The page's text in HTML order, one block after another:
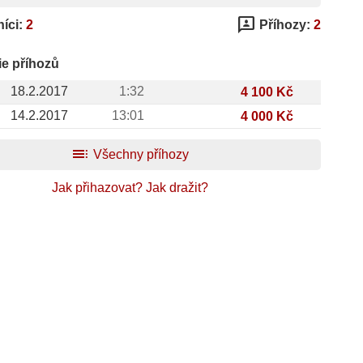
2 3p Příhozy: 2
příhozů
18.2.2017
1:32
4 100 Kč
14.2.2017
13:01 4 000 Kč
toc Všechny příhozy
Jak přihazovat? Jak dražit?